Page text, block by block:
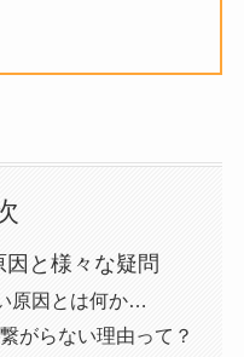
因と様々な疑問
原因とは何か…
がらない理由って？